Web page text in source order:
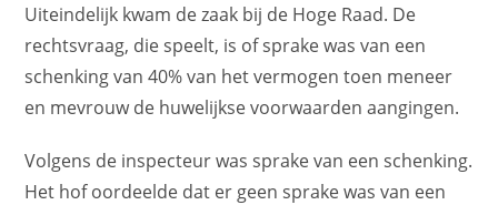
Uiteindelijk kwam de zaak bij de Hoge Raad. De
rechtsvraag, die speelt, is of sprake was van een
schenking van 40% van het vermogen toen meneer
en mevrouw de huwelijkse voorwaarden aangingen.
Volgens de inspecteur was sprake van een schenking.
Het hof oordeelde dat er geen sprake was van een